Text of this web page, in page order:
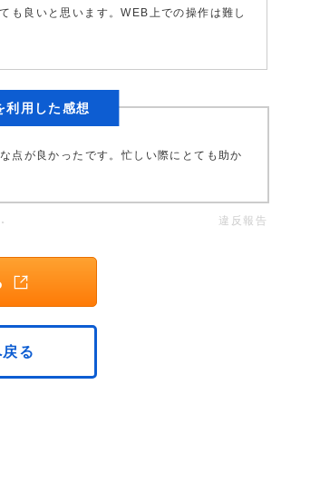
も良いと思います。WEB上での操作は難し
利用した感想
点が良かったです。忙しい際にとても助か
違反報告
る